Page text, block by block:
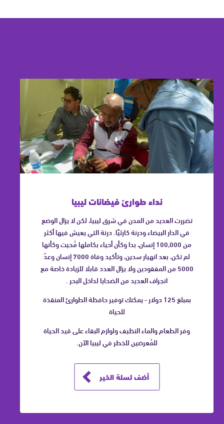
نداء طوارئ فيضانات ليبيا
تضررت العديد من المدن في شرق ليبيا، لكن لا يزال الوضع
في الدار البيضاء ودرنة كارثيًا. درنة التي يعيش فيها أكثر
من 100,000 إنسان، بدا وكأن أحياء بكاملها مُحيت وكأنها
لم تكن، بعد انهيار سدين، وتأكيد وفاة 7000 إنسان وعدّ
5000 من المفقودين ولا يزال العدد قابلا للزيادة خاصة مع
انجراف العديد من الضحايا لداخل البحر .
بمبلغ 125 دولار - يمكنك توفير حافظة الطوارئ المنقذة
للحياة
وفر الطعام والماء النظيف ولوازم البقاء على قيد الحياة
للمُعرضين للخطر في ليبيا الآن.
أضف لسلة الخير